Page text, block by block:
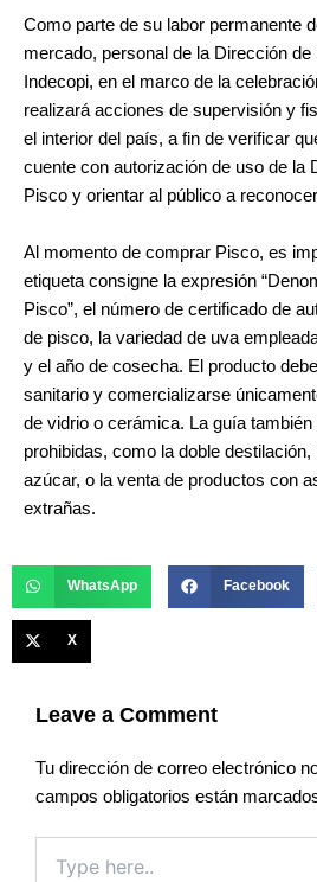
Como parte de su labor permanente
mercado, personal de la Dirección de
Indecopi, en el marco de la
realizará acciones de supervisión y
el interior del país, a fin de verificar
cuente con autorización de uso de la
Pisco y orientar al público a
Al momento de comprar Pisco, es
etiqueta consigne la expresión
Pisco”, el número de certificado de
de pisco, la variedad de uva
y el año de cosecha. El producto
sanitario y comercializarse
de vidrio o cerámica. La guía
prohibidas, como la doble destilación,
azúcar, o la venta de productos con
extrañas.
WhatsApp Facebook
X
Leave a Comment
Tu dirección de correo electrónico
campos obligatorios están
here..